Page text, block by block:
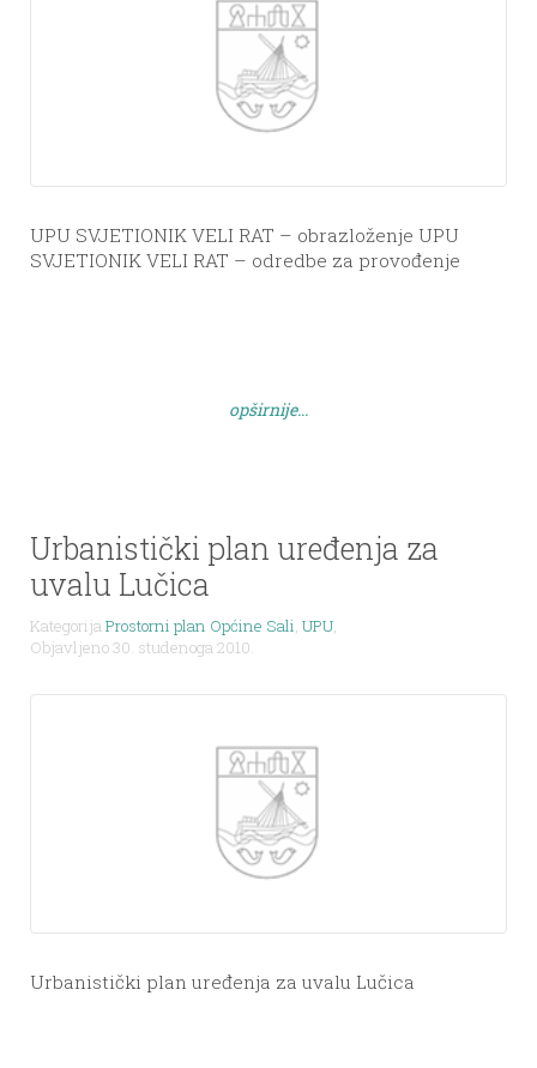
UPU SVJETIONIK VELI RAT – obrazloženje UPU
SVJETIONIK VELI RAT – odredbe za provođenje
opširnije...
Urbanistički plan uređenja za
uvalu Lučica
KategorijaProstorni plan Općine Sali, UPU,
Objavljeno 30. studenoga 2010.
Urbanistički plan uređenja za uvalu Lučica